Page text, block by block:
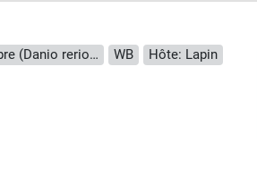
Reactivité: Humain, Souris, Chien, Cobaye, Poisson zèbre (Danio rerio), Singe, Roussette (Chauve-souris) WB
Hôte: Lapin